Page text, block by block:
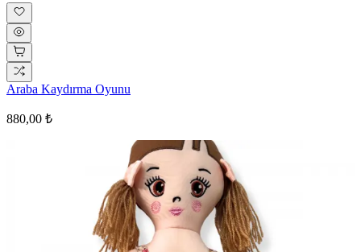
Araba Kaydırma Oyunu
880,00 ₺